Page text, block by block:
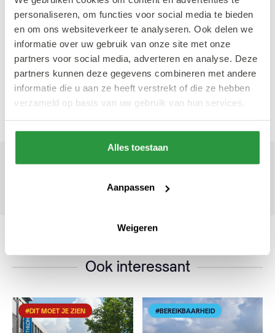
personaliseren, om functies voor social media te bieden
en om ons websiteverkeer te analyseren. Ook delen we
informatie over uw gebruik van onze site met onze
partners voor social media, adverteren en analyse. Deze
partners kunnen deze gegevens combineren met andere
informatie die u aan ze heeft verstrekt of die ze hebben
verzameld op basis van uw gebruik van hun services.
Alles toestaan
Aanpassen
Weigeren
Haal dus een lekkere tosti bij de TostiHouse
en ga er goed voor zitten!
Op naar nog 40 jaarpoppenkast op het
Binnenwegplein!
Geschreven door Sil Lamens
Frontrunner
Ook interessant
#DIT MOET JE ZIEN #BEREIKBAARHEID